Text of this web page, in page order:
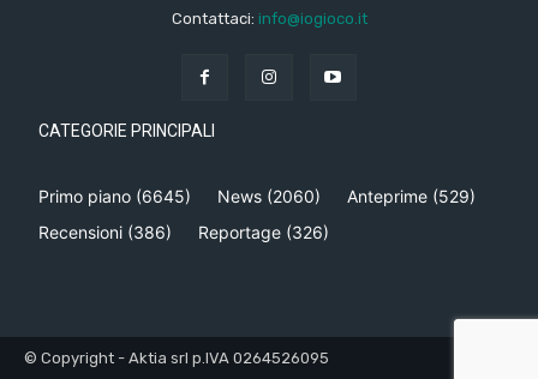
Contattaci: info@iogioco.it
CATEGORIE PRINCIPALI
Primo piano (6645) News (2060) Anteprime (529)
Recensioni (386) Reportage (326)
© Copyright - Aktia srl p.IVA 0264526095